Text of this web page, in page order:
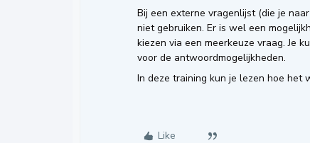
Bij een externe vragenlijst (die je
niet gebruiken. Er is wel een
kiezen via een meerkeuze vraag. Je
voor de antwoordmogelijkheden.
In deze training kun je lezen hoe het
Like